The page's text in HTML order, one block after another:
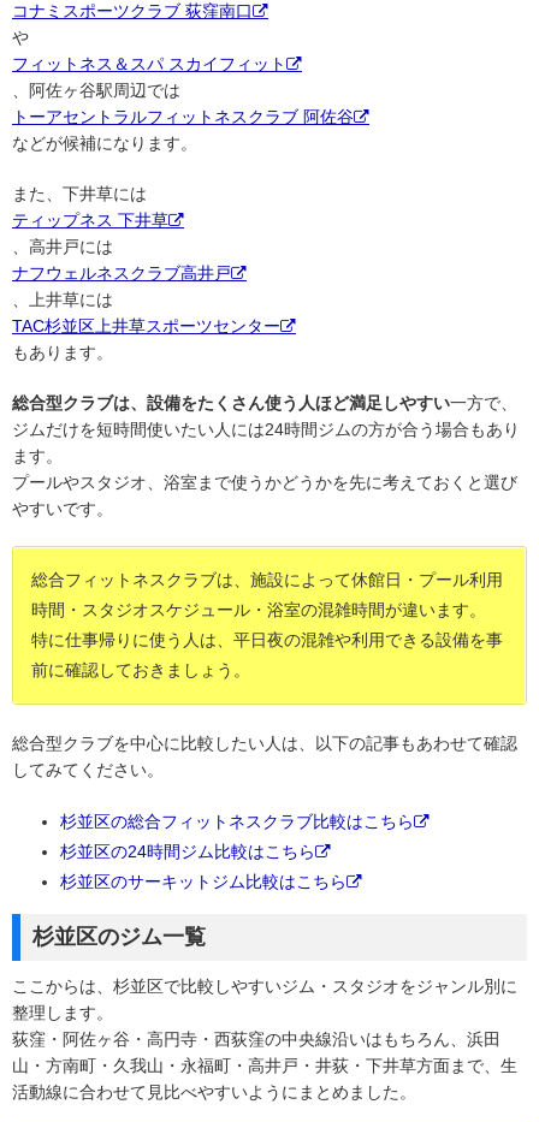
コナミスポーツクラブ 荻窪南口
や
フィットネス＆スパ スカイフィット
、阿佐ヶ谷駅周辺では
トーアセントラルフィットネスクラブ 阿佐谷
などが候補になります。
また、下井草には
ティップネス 下井草
、高井戸には
ナフウェルネスクラブ高井戸
、上井草には
TAC杉並区上井草スポーツセンター
もあります。
総合型クラブは、設備をたくさん使う人ほど満足しやすい一方で、
ジムだけを短時間使いたい人には24時間ジムの方が合う場合もあり
ます。
プールやスタジオ、浴室まで使うかどうかを先に考えておくと選び
やすいです。
総合フィットネスクラブは、施設によって休館日・プール利用
時間・スタジオスケジュール・浴室の混雑時間が違います。
特に仕事帰りに使う人は、平日夜の混雑や利用できる設備を事
前に確認しておきましょう。
総合型クラブを中心に比較したい人は、以下の記事もあわせて確認
してみてください。
杉並区の総合フィットネスクラブ比較はこちら
杉並区の24時間ジム比較はこちら
杉並区のサーキットジム比較はこちら
杉並区のジム一覧
ここからは、杉並区で比較しやすいジム・スタジオをジャンル別に
整理します。
荻窪・阿佐ヶ谷・高円寺・西荻窪の中央線沿いはもちろん、浜田
山・方南町・久我山・永福町・高井戸・井荻・下井草方面まで、生
活動線に合わせて見比べやすいようにまとめました。